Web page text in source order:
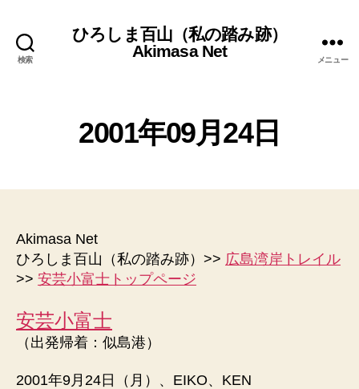
検索
ひろしま百山（私の踏み跡）
Akimasa Net
メニュー
2001年09月24日
成
者
1
7
月
Akimasa Net
ひろしま百山（私の踏み跡）>> 広島湾岸トレイル
>> 安芸小富士トップページ
安芸小富士
（出発帰着：似島港）
2001年9月24日（月）、EIKO、KEN